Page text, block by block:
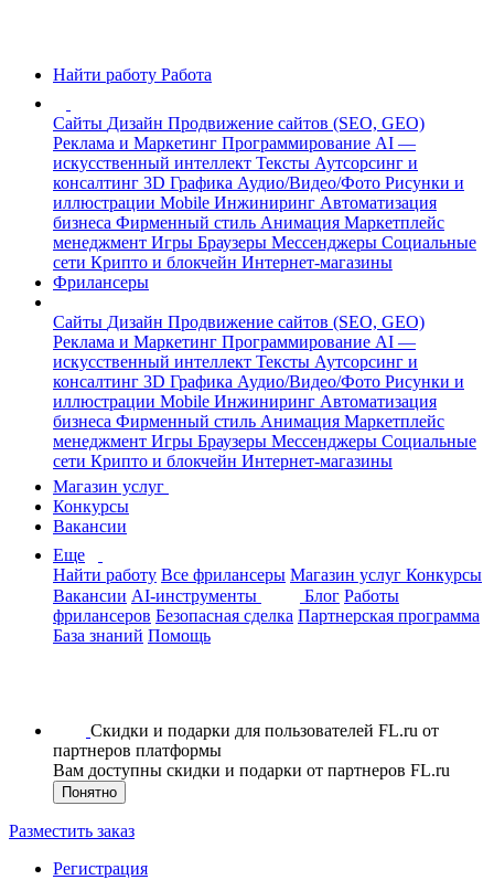
Найти работу Работа
Сайты Дизайн Продвижение сайтов (SEO, GEO)
Реклама и Маркетинг Программирование AI —
искусственный интеллект Тексты Аутсорсинг и
консалтинг 3D Графика Аудио/Видео/Фото Рисунки и
иллюстрации Mobile Инжиниринг Автоматизация
бизнеса Фирменный стиль Анимация Маркетплейс
менеджмент Игры Браузеры Мессенджеры Социальные
сети Крипто и блокчейн Интернет-магазины
Фрилансеры
Сайты Дизайн Продвижение сайтов (SEO, GEO)
Реклама и Маркетинг Программирование AI —
искусственный интеллект Тексты Аутсорсинг и
консалтинг 3D Графика Аудио/Видео/Фото Рисунки и
иллюстрации Mobile Инжиниринг Автоматизация
бизнеса Фирменный стиль Анимация Маркетплейс
менеджмент Игры Браузеры Мессенджеры Социальные
сети Крипто и блокчейн Интернет-магазины
Магазин услуг
Конкурсы
Вакансии
Еще
Найти работу Все фрилансеры Магазин услуг Конкурсы
Вакансии AI-инструменты Блог Работы
фрилансеров Безопасная сделка Партнерская программа
База знаний Помощь
Скидки и подарки для пользователей FL.ru от
партнеров платформы
Вам доступны скидки и подарки от партнеров FL.ru
Понятно
Разместить заказ
Регистрация